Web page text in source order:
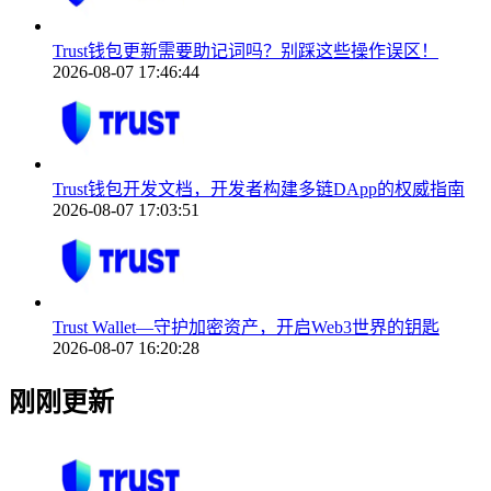
Trust钱包更新需要助记词吗？别踩这些操作误区！
2026-08-07 17:46:44
Trust钱包开发文档，开发者构建多链DApp的权威指南
2026-08-07 17:03:51
Trust Wallet—守护加密资产，开启Web3世界的钥匙
2026-08-07 16:20:28
刚刚更新